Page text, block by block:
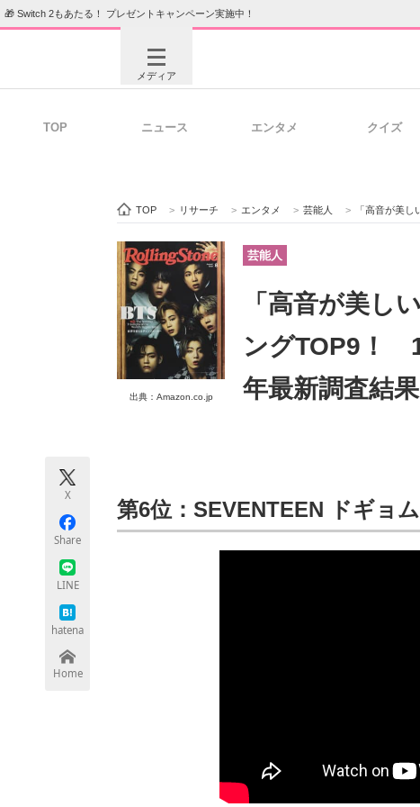
🎁 Switch 2もあたる！ プレゼントキャンペーン実施中！
メディア
ビジネスと働き方のヒント
ITエンジニア向け専門サイト
ちょっと気になるネットの話題
TOP ニュース エンタメ クイズ
TOP > リサーチ > エンタメ > 芸能人 > 「高音が美し
出典：Amazon.co.jp
芸能人
「高音が美し
ングTOP9！
年最新調査結果
X
Share
LINE
hatena
Home
第6位： SEVENTEEN ドギョム